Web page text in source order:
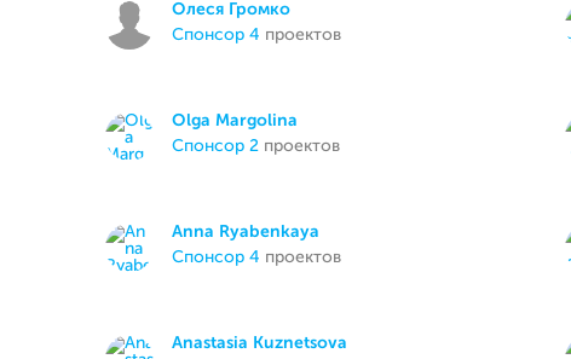
Олеся Громко
спонсор 4 проектов
Olga Margolina
спонсор 2 проектов
Anna Ryabenkaya
спонсор 4 проектов
Anastasia Kuznetsova